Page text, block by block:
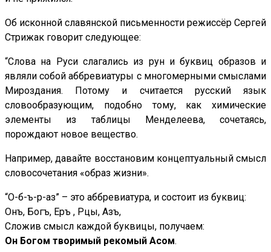
Об исконной славянской письменности режиссёр Сергей
Стрижак говорит следующее:
“Слова на Руси слагались из рун и буквиц образов и
являли собой аббревиатуры с многомерными смыслами
Мироздания. Потому и считается русский язык
словообразующим, подобно тому, как химические
элементы из таблицы Менделеева, сочетаясь,
порождают новое вещество.
Например, давайте восстановим концептуальный смысл
словосочетания «образ жизни».
“О-б-ъ-р-аз” – это аббревиатура, и состоит из буквиц:
Онъ, Богъ, Еръ , Рцы, Азъ,
Сложив смысл каждой буквицы, получаем:
Он Богом творимый рекомый Асом.